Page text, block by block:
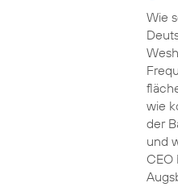
Wie
wie
der
und
CEO